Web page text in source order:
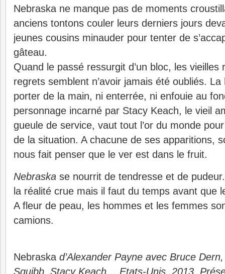
Nebraska ne manque pas de moments
anciens tontons couler leurs derniers jours
jeunes cousins minauder pour tenter de
gâteau.
Quand le passé ressurgit d’un bloc, les
regrets semblent n’avoir jamais été oubliés.
porter de la main, ni enterrée, ni enfouie au
personnage incarné par Stacy Keach, le vieil
gueule de service, vaut tout l’or du monde
de la situation. A chacune de ses apparitions,
nous fait penser que le ver est dans le fruit.
Nebraska se nourrit de tendresse et de
la réalité crue mais il faut du temps avant que
A fleur de peau, les hommes et les femmes
camions.
Nebraska d’Alexander Payne avec Bruce
Squibb, Stacy Keach… Etats-Unis, 2013.